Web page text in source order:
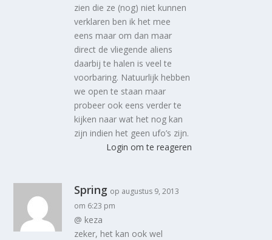
zien die ze (nog) niet kunnen
verklaren ben ik het mee
eens maar om dan maar
direct de vliegende aliens
daarbij te halen is veel te
voorbaring. Natuurlijk hebben
we open te staan maar
probeer ook eens verder te
kijken naar wat het nog kan
zijn indien het geen ufo’s zijn.
Login om te reageren
Spring op augustus 9, 2013
om 6:23 pm
@ keza
zeker, het kan ook wel